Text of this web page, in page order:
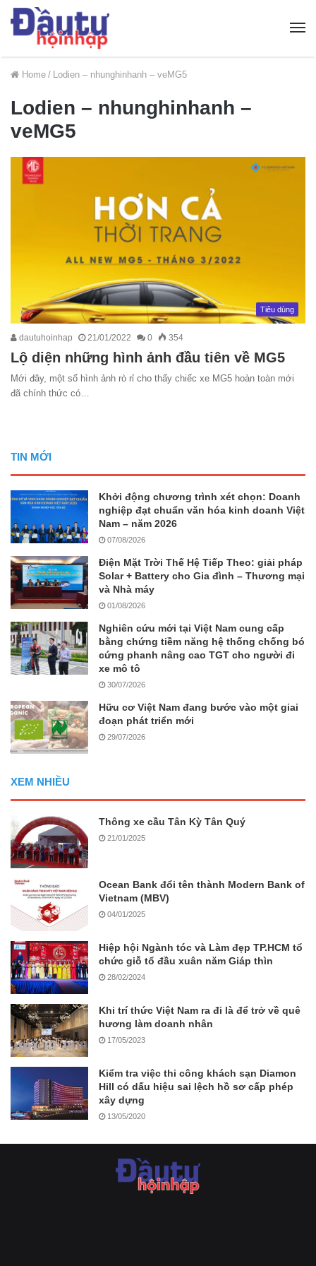
Home / Lodien – nhunghinhanh – veMG5
Lodien – nhunghinhanh –
veMG5
Tiêu dùng
dautuhoinhap 21/01/2022 0 354
Lộ diện những hình ảnh đầu tiên về MG5
Mới đây, một số hình ảnh rò rỉ cho thấy chiếc xe MG5 hoàn toàn mới
đã chính thức có…
TIN MỚI
Khởi động chương trình xét chọn: Doanh
nghiệp đạt chuẩn văn hóa kinh doanh Việt
Nam – năm 2026
07/08/2026
Điện Mặt Trời Thế Hệ Tiếp Theo: giải pháp
Solar + Battery cho Gia đình – Thương mại
và Nhà máy
01/08/2026
Nghiên cứu mới tại Việt Nam cung cấp
bằng chứng tiềm năng hệ thống chống bó
cứng phanh nâng cao TGT cho người đi
xe mô tô
30/07/2026
Hữu cơ Việt Nam đang bước vào một giai
đoạn phát triển mới
29/07/2026
XEM NHIỀU
Thông xe cầu Tân Kỳ Tân Quý
21/01/2025
Ocean Bank đổi tên thành Modern Bank of
Vietnam (MBV)
04/01/2025
Hiệp hội Ngành tóc và Làm đẹp TP.HCM tổ
chức giỗ tổ đầu xuân năm Giáp thìn
28/02/2024
Khi trí thức Việt Nam ra đi là để trở về quê
hương làm doanh nhân
17/05/2023
Kiểm tra việc thi công khách sạn Diamon
Hill có dấu hiệu sai lệch hồ sơ cấp phép
xây dựng
13/05/2020